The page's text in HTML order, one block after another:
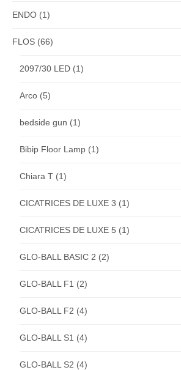
ENDO (1)
FLOS (66)
2097/30 LED (1)
Arco (5)
bedside gun (1)
Bibip Floor Lamp (1)
Chiara T (1)
CICATRICES DE LUXE 3 (1)
CICATRICES DE LUXE 5 (1)
GLO-BALL BASIC 2 (2)
GLO-BALL F1 (2)
GLO-BALL F2 (4)
GLO-BALL S1 (4)
GLO-BALL S2 (4)